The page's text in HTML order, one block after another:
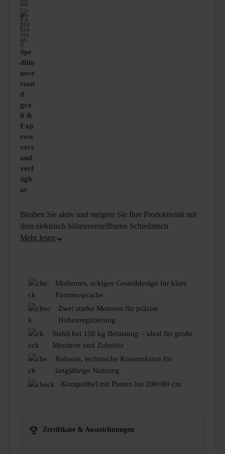
Spe
ditio
nsve
rsan
d
gro
ß &
Exp
ress
vers
and
verf
ügb
ar
Bleiben Sie aktiv und steigern Sie Ihre Produktivität mit
dem elektrisch höhenverstellbaren Schreibtisch
Modernes, eckiges Gestelldesign für klare
Formensprache
Zwei starke Motoren für präzise
Höhenregulierung
Stabil bei 150 kg Belastung – ideal für große
Monitore und Zubehör
Robuste, technische Konstruktion für
langjährige Nutzung
Kompatibel mit Platten bis 200×80 cm
Zertifikate & Auszeichnungen